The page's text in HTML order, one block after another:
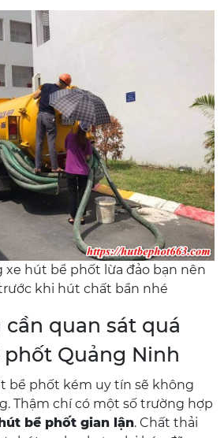
hút bể phốt lừa đảo bạn nên
khi hút chất bẩn nhé
cần quan sát quá
Quảng Ninh
bể phốt kém uy tín sẽ không
Thậm chí có một số trường hợp
bể phốt gian lận. Chất thải